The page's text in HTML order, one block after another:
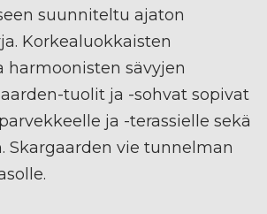
suunniteltu ajaton
Korkealuokkaisten
harmoonisten sävyjen
tuolit ja -sohvat sopivat
ja -terassielle sekä
Skargaarden vie tunnelman